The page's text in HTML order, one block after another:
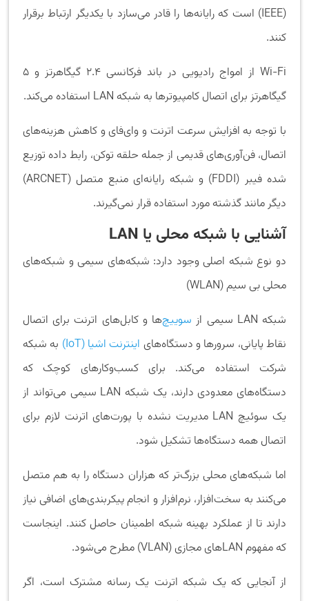
(IEEE) است که رایانه‌ها را قادر می‌سازد با یکدیگر ارتباط برقرار
کنند.
Wi-Fi از امواج رادیویی در باند فرکانسی 2.4 گیگاهرتز و 5
گیگاهرتز برای اتصال کامپیوترها به شبکه LAN استفاده می‌کند.
با توجه به افزایش سرعت اترنت و وای‌فای و کاهش هزینه‌های
اتصال، فن‌آوری‌های قدیمی از جمله حلقه توکن، رابط داده توزیع
‌شده فیبر (FDDI) و شبکه رایانه‌ای منبع متصل (ARCNET)
دیگر مانند گذشته مورد استفاده قرار نمی‌گیرند.
آشنایی با شبکه محلی یا LAN
دو نوع شبکه اصلی وجود دارد: شبکه‌های سیمی و شبکه‌های
محلی بی سیم (WLAN)
شبکه LAN سیمی از
سوییچ‌ها و کابل‌های اترنت برای اتصال
نقاط پایانی، سرورها و دستگاه‌های اینترنت اشیا (IoT)
به شبکه
شرکت استفاده می‌کند. برای کسب‌وکارهای کوچک که
دستگاه‌های معدودی دارند، یک شبکه LAN سیمی می‌تواند از
یک سوئیچ LAN مدیریت نشده با پورت‌های اترنت لازم برای
اتصال همه دستگاه‌ها تشکیل شود.
اما شبکه‌های محلی بزرگ‌تر که هزاران دستگاه را به هم متصل
می‌کنند به سخت‌افزار، نرم‌افزار و انجام پیکربندی‌های اضافی نیاز
دارند تا از عملکرد بهینه شبکه اطمینان حاصل کنند. اینجاست
که مفهوم LANهای مجازی (VLAN) مطرح می‌شود.
از آنجایی که یک شبکه اترنت یک رسانه مشترک است، اگر